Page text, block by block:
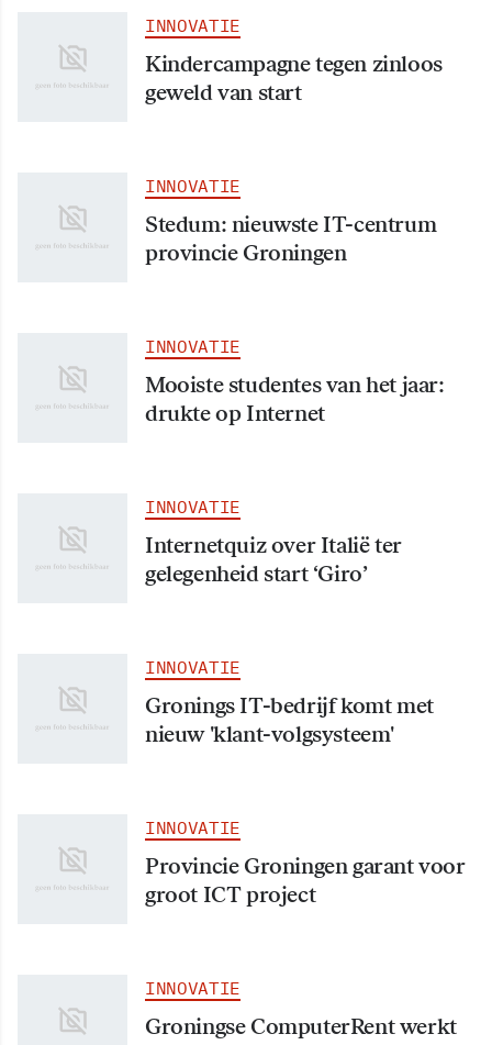
INNOVATIE
Kindercampagne tegen zinloos
geweld van start
INNOVATIE
Stedum: nieuwste IT-centrum
provincie Groningen
INNOVATIE
Mooiste studentes van het jaar:
drukte op Internet
INNOVATIE
Internetquiz over Italië ter
gelegenheid start ‘Giro’
INNOVATIE
Gronings IT-bedrijf komt met
nieuw 'klant-volgsysteem'
INNOVATIE
Provincie Groningen garant voor
groot ICT project
INNOVATIE
Groningse ComputerRent werkt